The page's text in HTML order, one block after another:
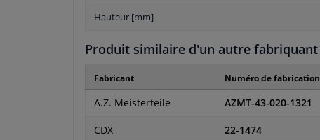
Hauteur [mm]
Produit similaire d'un autre fabriquant
Fabricant Numéro de fabrication
A.Z. Meisterteile AZMT-43-020-1321
CDX 22-1474